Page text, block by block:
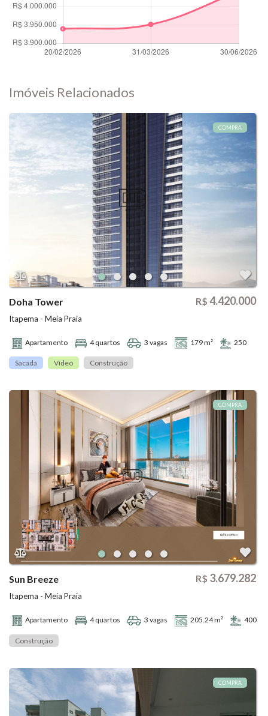
Imóveis Relacionados
COMPRA
R$ 4.420.000
Doha Tower
Itapema - Meia Praia
Apartamento 4 quartos 3 vagas 179 m² 250
Sacada Vídeo Construção
COMPRA
R$ 3.679.282
Sun Breeze
Itapema - Meia Praia
Apartamento 4 quartos 3 vagas 205.24 m² 400
Construção
COMPRA